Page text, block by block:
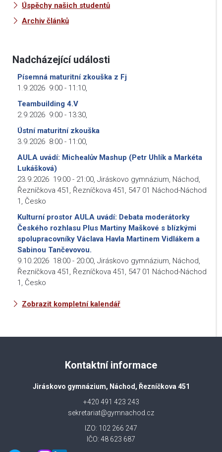
Úspěchy našich studentů
Archiv článků
Nadcházející události
Písemná maturitní zkouška z Fj
1.9.2026 9:00 - 11:10
Teambuilding 4.V
2.9.2026 9:00 - 13:30
Ústní maturitní zkouška
3.9.2026 8:00 - 11:00
AULA uvádí: Michealův Mashup (Petr Uhlík a Markéta
Lukášková)
23.9.2026 19:00 - 21:00 Jiráskovo gymnázium, Náchod,
Řezníčkova 451, Řezníčkova 451, 547 01 Náchod-Náchod
1, Česko
Kulturní prostor AULA uvádí: Debata moderátorky
Českého rozhlasu Plus Martiny Maškové s blízkými
spolupracovníky Václava Havla Martinem Vidlákem a
Sabinou Tančevovou.
9.10.2026 18:00 - 20:00 Jiráskovo gymnázium, Náchod,
Řezníčkova 451, Řezníčkova 451, 547 01 Náchod-Náchod
1, Česko
Zobrazit kompletní kalendář
Kontaktní informace
Jiráskovo gymnázium, Náchod, Řezníčkova 451
+420 491 423 243
sekretariat@gymnachod.cz
IZO: 102 266 247
IČO: 48 623 687